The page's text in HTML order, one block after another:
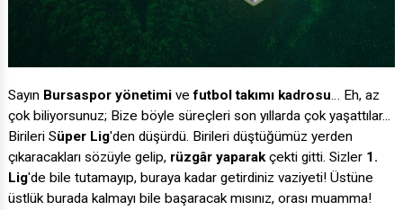
Sayın Bursaspor yönetimi vefutbol takımı kadrosu… Eh, az
çok biliyorsunuz; Bize böyle süreçleri son yıllarda çok yaşattılar...
Birileri Süper Lig'den düşürdü. Birileri düştüğümüz yerden
çıkaracakları sözüyle gelip, rüzgâr yaparakçekti gitti. Sizler 1.
Lig'de bile tutamayıp, buraya kadar getirdiniz vaziyeti! Üstüne
üstlük burada kalmayı bile başaracak mısınız, orası muamma!